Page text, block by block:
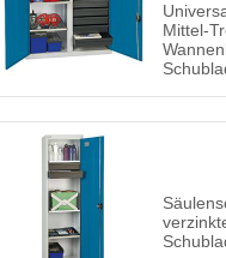
Mittel-